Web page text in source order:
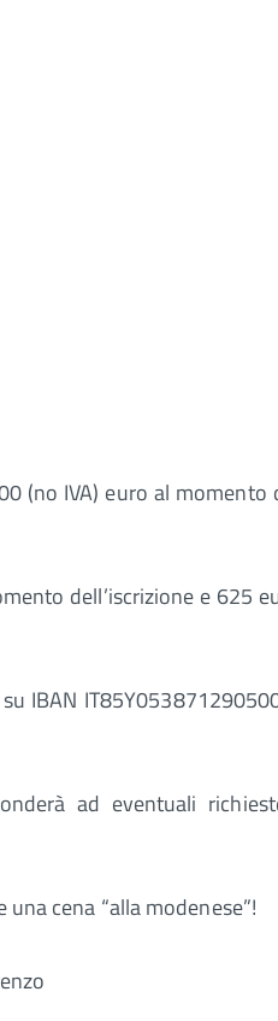
(no IVA) euro al momento
dell’iscrizione e 625
IBAN
ad eventuali
cena “alla modenese”!